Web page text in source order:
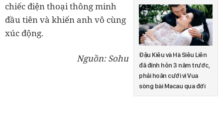
Đậu Kiêu và Hà Siêu Liên
đã đính hôn 3 năm trước,
phải hoãn cưới vì Vua
sòng bài Macau qua đời
chiếc điện thoại thông minh
đầu tiên và khiến anh vô cùng
xúc động.
Nguồn: Sohu